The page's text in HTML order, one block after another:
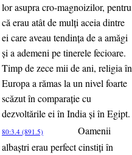
lor asupra cro-magnoizilor, pentru
că erau atât de mulţi aceia dintre
ei care aveau tendinţa de a amăgi
şi a ademeni pe tinerele fecioare.
Timp de zece mii de ani, religia în
Europa a rămas la un nivel foarte
scăzut în comparaţie cu
dezvoltările ei în India şi în Egipt.
80:3.4 (891.5)
Oamenii
albaştri erau perfect cinstiţi în